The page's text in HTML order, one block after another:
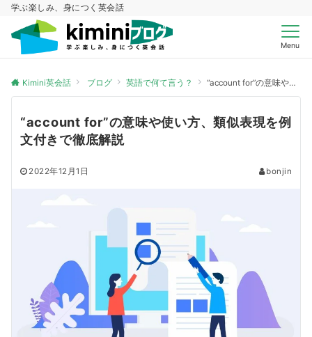
学ぶ楽しみ、身につく英会話
Menu
Kimini英会話 ブログ 英語で何て言う？ “account for”の意味や使い方、類似表現を例文付きで徹底解説
“account for”の意味や使い方、類似表現を例
文付きで徹底解説
2022年12月1日 bonjin